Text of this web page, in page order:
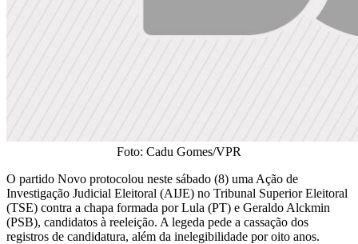
Foto: Cadu Gomes/VPR
O partido Novo protocolou neste sábado (8) uma Ação de
Investigação Judicial Eleitoral (AIJE) no Tribunal Superior Eleitoral
(TSE) contra a chapa formada por Lula (PT) e Geraldo Alckmin
(PSB), candidatos à reeleição. A legeda pede a cassação dos
registros de candidatura, além da inelegibilidade por oito anos.